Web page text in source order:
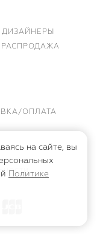
ДИЗАЙНЕРЫ
РАСПРОДАЖА
ОПЛАТА
на сайте, вы
Политике